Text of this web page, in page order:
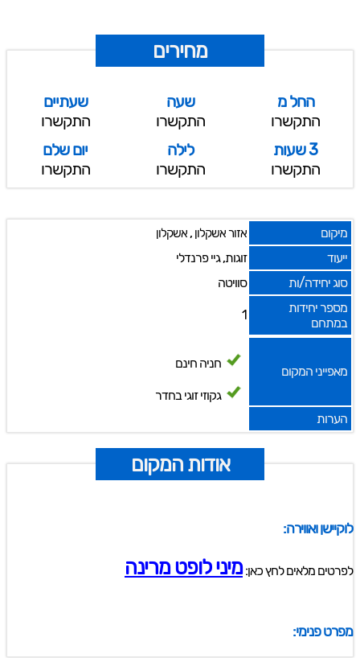
מחירים
החל מ
התקשרו
שעה
התקשרו
שעתיים
התקשרו
3 שעות
התקשרו
לילה
התקשרו
יום שלם
התקשרו
מיקום אזור אשקלון, אשקלון
ייעוד
זוגות, גיי פרנדלי
סוג יחידה/ות
סוויטה
מספר יחידות
במתחם
1
מאפייני המקום
חניה חינם
גקוזי זוגי בחדר
הערות
אודות המקום
לוקיישן ואווירה:
לפרטים מלאים לחץ כאן:מיני לופט מרינה
מפרט פנימי: